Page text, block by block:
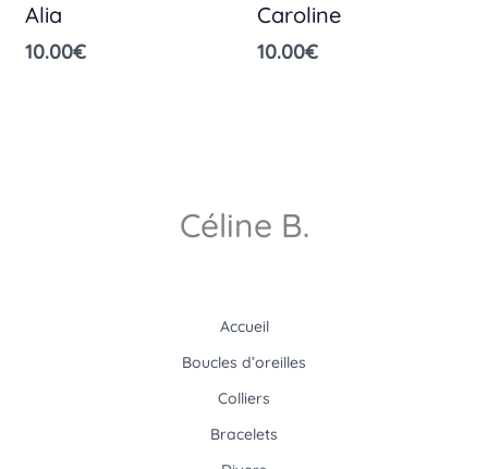
Alia
10.00€
Caroline
10.00€
Céline B.
Accueil
Boucles d’oreilles
Colliers
Bracelets